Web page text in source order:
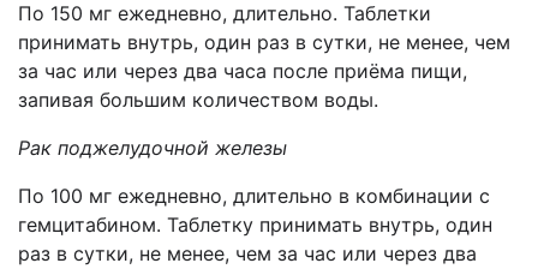
По 150 мг ежедневно, длительно. Таблетки
принимать внутрь, один раз в сутки, не менее, чем
за час или через два часа после приёма пищи,
запивая большим количеством воды.
Рак поджелудочной железы
По 100 мг ежедневно, длительно в комбинации с
гемцитабином. Таблетку принимать внутрь, один
раз в сутки, не менее, чем за час или через два